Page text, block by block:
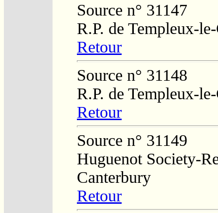
Source n° 31147
R.P. de Templeux-
Retour
Source n° 31148
R.P. de Templeux-
Retour
Source n° 31149
Huguenot Society-
Canterbury
Retour